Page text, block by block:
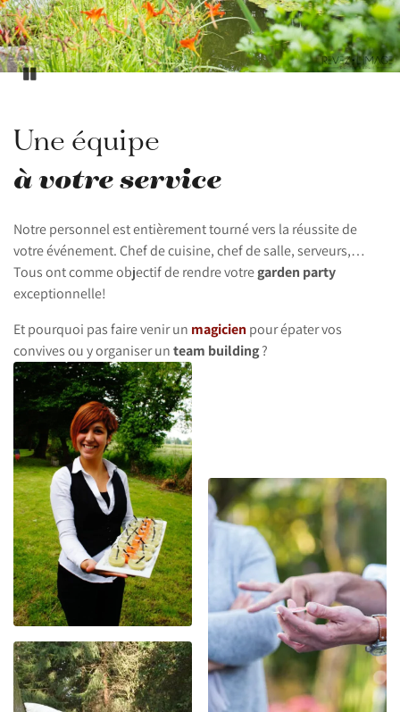
Pause
Une équipe
à votre service
Notre personnel est entièrement tourné vers la réussite de
votre événement. Chef de cuisine, chef de salle, serveurs,…
Tous ont comme objectif de rendre votregarden party
exceptionnelle!
Et pourquoi pas faire venir un magicien pour épater vos
convives ou y organiser unteam building?